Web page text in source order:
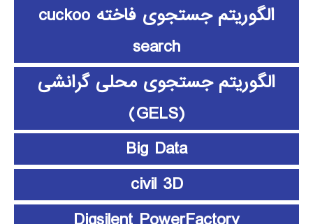
الگوریتم جستجوی فاخته cuckoo
search
الگوریتم جستجوی محلی گرانشی
(GELS)
Big Data
civil 3D